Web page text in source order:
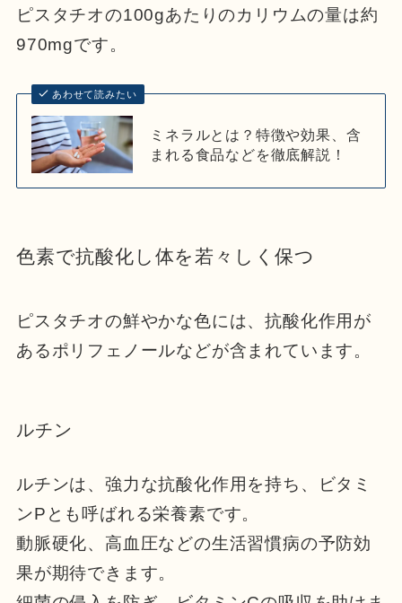
ピスタチオの100gあたりのカリウムの量は約
970mgです。
あわせて読みたい
ミネラルとは？特徴や効果、含
まれる食品などを徹底解説！
色素で抗酸化し体を若々しく保つ
ピスタチオの鮮やかな色には、抗酸化作用が
あるポリフェノールなどが含まれています。
ルチン
ルチンは、強力な抗酸化作用を持ち、ビタミ
ンPとも呼ばれる栄養素です。
動脈硬化、高血圧などの生活習慣病の予防効
果が期待できます。